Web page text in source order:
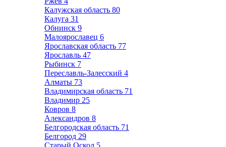
Калужская область 80
Калуга 31
Обнинск 9
Малоярославец 6
Ярославская область 77
Ярославль 47
Рыбинск 7
Переславль-Залесский 4
Алматы 73
Владимирская область 71
Владимир 25
Ковров 8
Александров 8
Белгородская область 71
Белгород 29
Старый Оскол 5